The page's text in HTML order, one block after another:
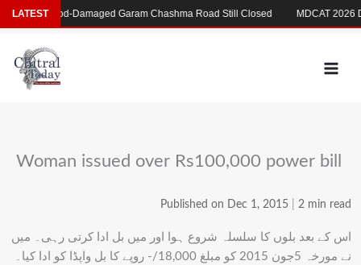
Skip
to
content
Woman issued over Rs100,000 power bill
Published on Dec 1, 2015 2 min read
اس کے بعد بلوں کا سلسلہ شروع ہوا اور میں بل ادا کرتی رہی۔ میں
نے مورخہ 5جون 2015 کو مبلغ 18,000/- روپے کا بل واپڈا کو ادا کیا۔
LATESTFlood-Damaged Garam Chashma Road Still Closed MDCAT 2026